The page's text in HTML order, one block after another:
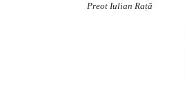
Preot Iulian Rață